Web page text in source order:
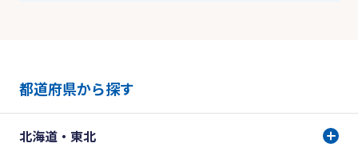
都道府県から探す
北海道・東北